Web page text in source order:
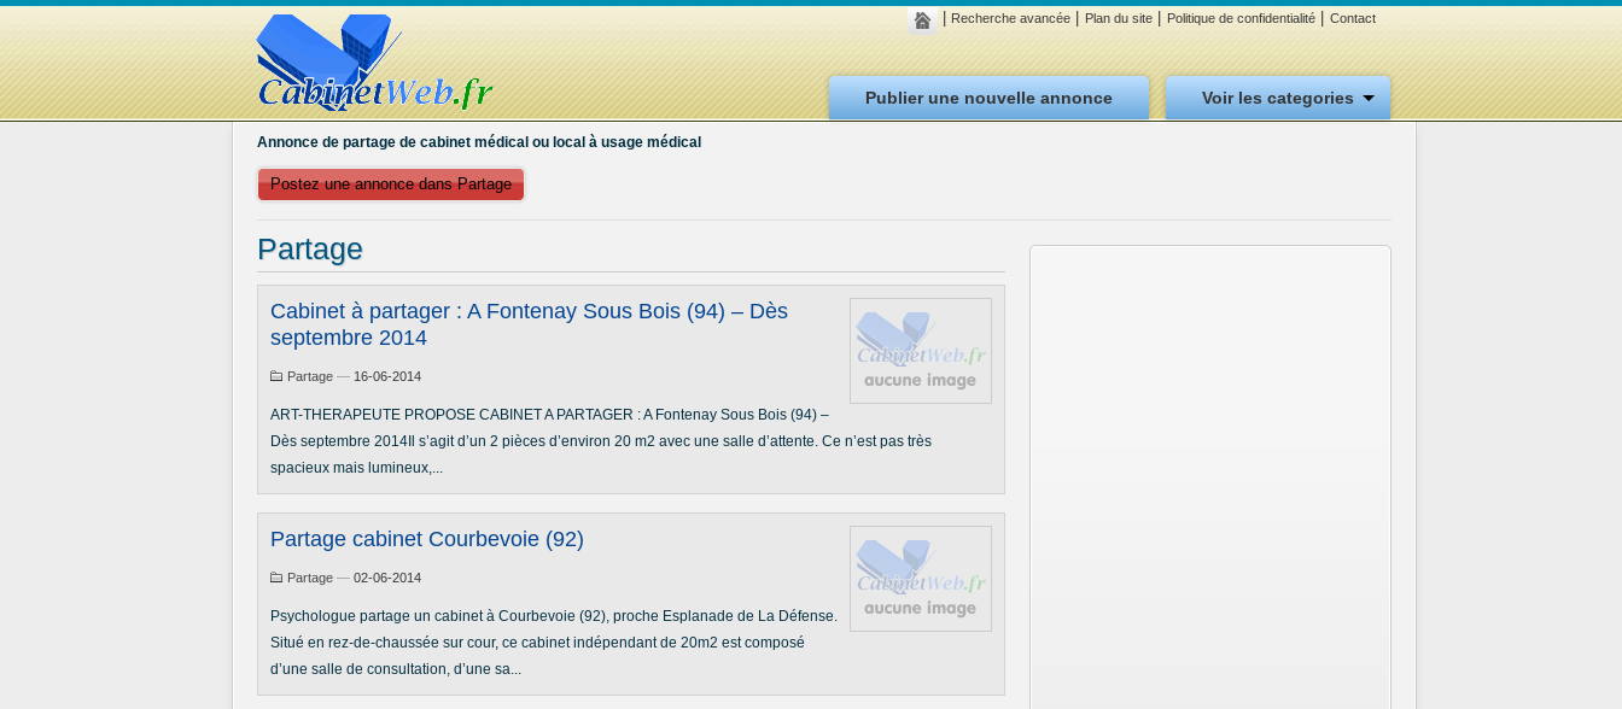
Publier une nouvelle annonce
Recherche avancée Plan du site Politique de confidentialité Contact
Voir les categories
Annonce de partage de cabinet médical ou local à usage médical
Postez une annonce dans Partage
Partage
Cabinet à partager : A Fontenay Sous Bois (94) – Dès
septembre 2014
Partage — 16-06-2014
ART-THERAPEUTE PROPOSE CABINET A PARTAGER : A Fontenay Sous Bois (94) –
Dès septembre 2014Il s’agit d’un 2 pièces d’environ 20 m2 avec une salle d’attente. Ce n’est pas très
spacieux mais lumineux,...
Partage cabinet Courbevoie (92)
Partage — 02-06-2014
Psychologue partage un cabinet à Courbevoie (92), proche Esplanade de La Défense.
Situé en rez-de-chaussée sur cour, ce cabinet indépendant de 20m2 est composé
d’une salle de consultation, d’une sa...